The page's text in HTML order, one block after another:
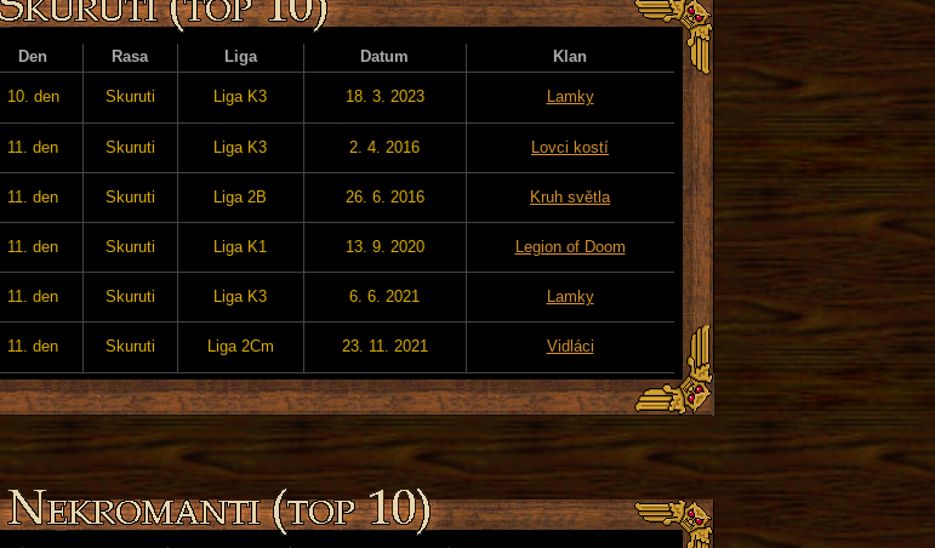
Den Rasa Liga Datum Klan
10. den Skuruti Liga K3 18. 3. 2023 Lamky
11. den Skuruti Liga K3 2. 4. 2016 Lovci kostí
11. den Skuruti Liga 2B 26. 6. 2016 Kruh světla
11. den Skuruti Liga K1 13. 9. 2020 Legion of Doom
11. den Skuruti Liga K3 6. 6. 2021 Lamky
11. den Skuruti Liga 2Cm 23. 11. 2021 Vidláci